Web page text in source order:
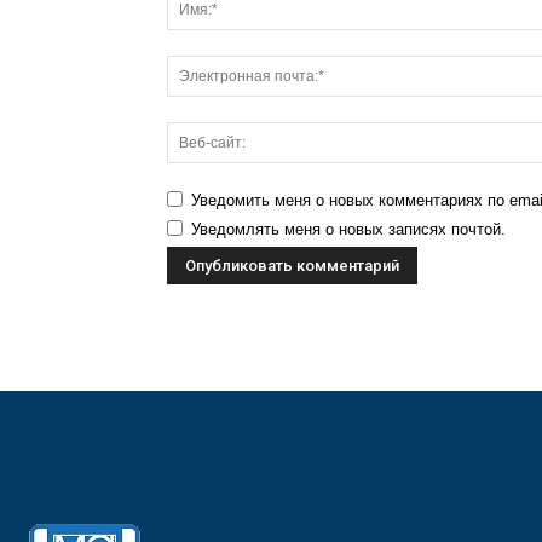
Уведомить меня о новых комментариях по
Уведомлять меня о новых записях почтой.